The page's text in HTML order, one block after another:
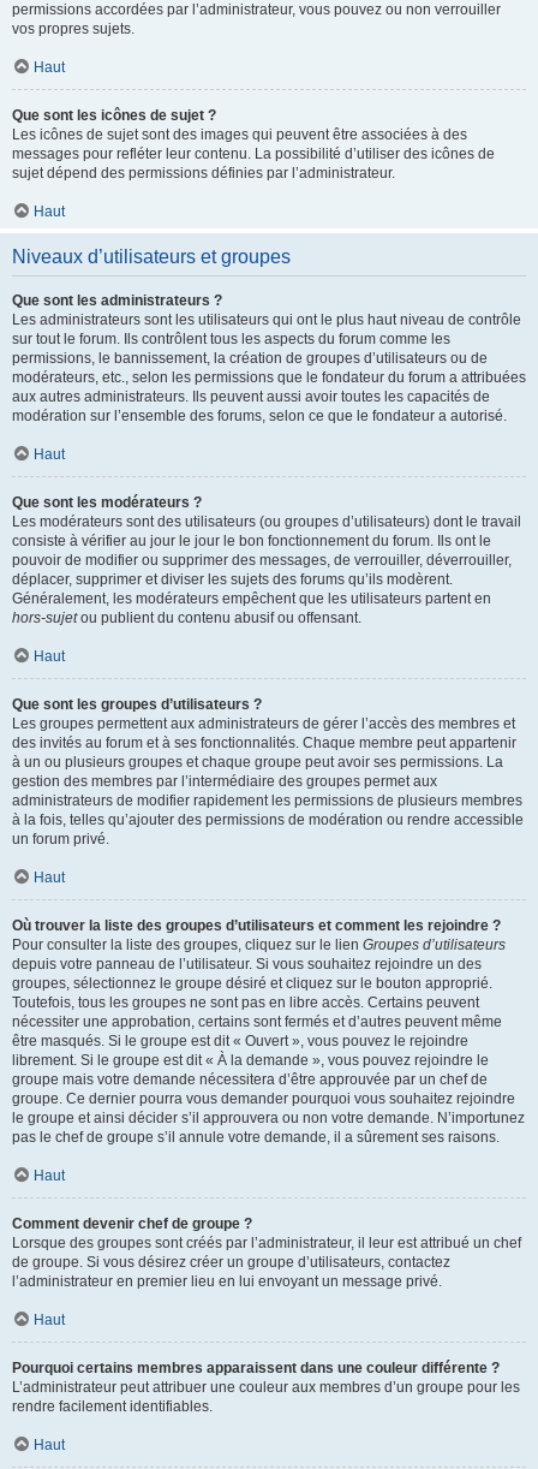
permissions accordées par l’administrateur, vous pouvez ou non verrouiller
vos propres sujets.
Haut
Que sont les icônes de sujet ?
Les icônes de sujet sont des images qui peuvent être associées à des
messages pour refléter leur contenu. La possibilité d’utiliser des icônes de
sujet dépend des permissions définies par l’administrateur.
Haut
Niveaux d’utilisateurs et groupes
Que sont les administrateurs ?
Les administrateurs sont les utilisateurs qui ont le plus haut niveau de contrôle
sur tout le forum. Ils contrôlent tous les aspects du forum comme les
permissions, le bannissement, la création de groupes d’utilisateurs ou de
modérateurs, etc., selon les permissions que le fondateur du forum a attribuées
aux autres administrateurs. Ils peuvent aussi avoir toutes les capacités de
modération sur l’ensemble des forums, selon ce que le fondateur a autorisé.
Haut
Que sont les modérateurs ?
Les modérateurs sont des utilisateurs (ou groupes d’utilisateurs) dont le travail
consiste à vérifier au jour le jour le bon fonctionnement du forum. Ils ont le
pouvoir de modifier ou supprimer des messages, de verrouiller, déverrouiller,
déplacer, supprimer et diviser les sujets des forums qu’ils modèrent.
Généralement, les modérateurs empêchent que les utilisateurs partent en
hors-sujetou publient du contenu abusif ou offensant.
Haut
Que sont les groupes d’utilisateurs ?
Les groupes permettent aux administrateurs de gérer l’accès des membres et
des invités au forum et à ses fonctionnalités. Chaque membre peut appartenir
à un ou plusieurs groupes et chaque groupe peut avoir ses permissions. La
gestion des membres par l’intermédiaire des groupes permet aux
administrateurs de modifier rapidement les permissions de plusieurs membres
à la fois, telles qu’ajouter des permissions de modération ou rendre accessible
un forum privé.
Haut
Où trouver la liste des groupes d’utilisateurs et comment les rejoindre ?
Pour consulter la liste des groupes, cliquez sur le lien Groupes d’utilisateurs
depuis votre panneau de l’utilisateur. Si vous souhaitez rejoindre un des
groupes, sélectionnez le groupe désiré et cliquez sur le bouton approprié.
Toutefois, tous les groupes ne sont pas en libre accès. Certains peuvent
nécessiter une approbation, certains sont fermés et d’autres peuvent même
être masqués. Si le groupe est dit « Ouvert », vous pouvez le rejoindre
librement. Si le groupe est dit « À la demande », vous pouvez rejoindre le
groupe mais votre demande nécessitera d’être approuvée par un chef de
groupe. Ce dernier pourra vous demander pourquoi vous souhaitez rejoindre
le groupe et ainsi décider s’il approuvera ou non votre demande. N’importunez
pas le chef de groupe s’il annule votre demande, il a sûrement ses raisons.
Haut
Comment devenir chef de groupe ?
Lorsque des groupes sont créés par l’administrateur, il leur est attribué un chef
de groupe. Si vous désirez créer un groupe d’utilisateurs, contactez
l’administrateur en premier lieu en lui envoyant un message privé.
Haut
Pourquoi certains membres apparaissent dans une couleur différente ?
L’administrateur peut attribuer une couleur aux membres d’un groupe pour les
rendre facilement identifiables.
Haut